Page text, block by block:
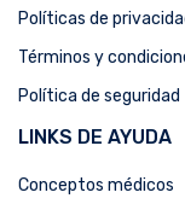
Políticas de
Términos y
Política de seguridad
LINKS DE AYUDA
Conceptos médicos